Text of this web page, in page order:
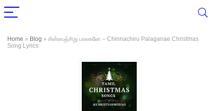
Home » Blog » சின்னஞ்சிறு பாலகனே – Chinnachiru Palaganae Christmas
Song Lyrics